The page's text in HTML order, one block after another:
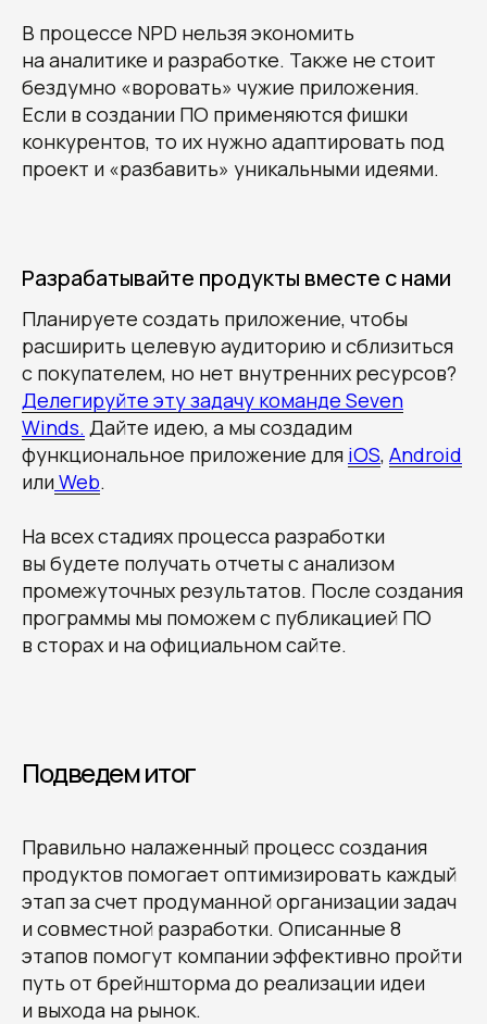
В процессе NPD нельзя экономить
на аналитике и разработке. Также не стоит
бездумно «воровать» чужие приложения.
Если в создании ПО применяются фишки
конкурентов, то их нужно адаптировать под
проект и «разбавить» уникальными идеями.
Разрабатывайте продукты вместе с нами
Планируете создать приложение, чтобы
расширить целевую аудиторию и сблизиться
с покупателем, но нет внутренних ресурсов?
Делегируйте эту задачу команде Seven
Winds. Дайте идею, а мы создадим
функциональное приложение для iOS, Android
илиWeb.
На всех стадиях процесса разработки
вы будете получать отчеты с анализом
промежуточных результатов. После создания
программы мы поможем с публикацией ПО
в сторах и на официальном сайте.
Подведем итог
Правильно налаженный процесс создания
продуктов помогает оптимизировать каждый
этап за счет продуманной организации задач
и совместной разработки. Описанные 8
этапов помогут компании эффективно пройти
путь от брейншторма до реализации идеи
и выхода на рынок.
© 2013-2026, ООО «СЕВЕН ВИНДС СТУДИО»
ОГРН: 1212300052194 ИНН: 2315222219
Аккредитованная IT-компания.
© 2013—2026, ООО "СЕВЕН ВИНДС СТУДИО"
ОГРН: 1 212 300 052 194 ИНН: 2 315 222 219
ОКВЭД: 62.01.
Код видов деятельности в области ИТ: 1.01
Политика конфиденциальности
О студииБлог Контакты